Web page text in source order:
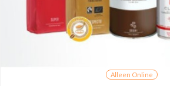
Alleen Online